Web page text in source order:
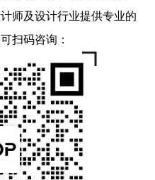
师及设计行业提供专业的
扫码咨询：